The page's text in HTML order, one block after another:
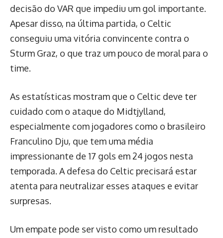
decisão do VAR que impediu um gol importante.
Apesar disso, na última partida, o Celtic
conseguiu uma vitória convincente contra o
Sturm Graz, o que traz um pouco de moral para o
time.
As estatísticas mostram que o Celtic deve ter
cuidado com o ataque do Midtjylland,
especialmente com jogadores como o brasileiro
Franculino Dju, que tem uma média
impressionante de 17 gols em 24 jogos nesta
temporada. A defesa do Celtic precisará estar
atenta para neutralizar esses ataques e evitar
surpresas.
Um empate pode ser visto como um resultado